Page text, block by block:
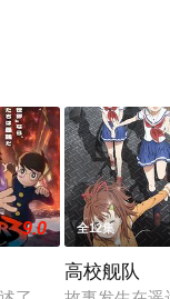
9.0 全12集
高校舰队